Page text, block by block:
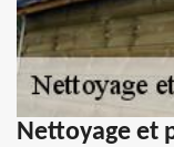
Nettoyage et